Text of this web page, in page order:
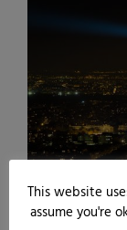
This website
assume you're